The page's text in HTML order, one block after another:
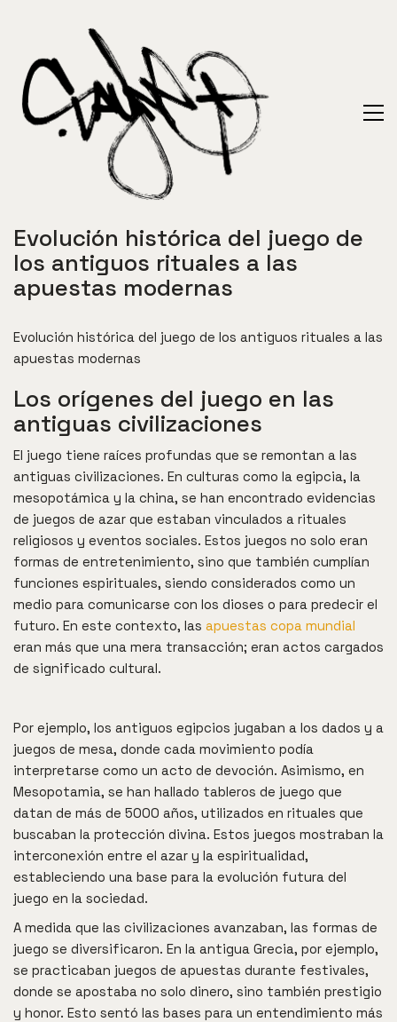
Evolución histórica del juego de
los antiguos rituales a las
apuestas modernas
Evolución histórica del juego de los antiguos rituales a las
apuestas modernas
Los orígenes del juego en las
antiguas civilizaciones
El juego tiene raíces profundas que se remontan a las
antiguas civilizaciones. En culturas como la egipcia, la
mesopotámica y la china, se han encontrado evidencias
de juegos de azar que estaban vinculados a rituales
religiosos y eventos sociales. Estos juegos no solo eran
formas de entretenimiento, sino que también cumplían
funciones espirituales, siendo considerados como un
medio para comunicarse con los dioses o para predecir el
futuro. En este contexto, las apuestas copa mundial
eran más que una mera transacción; eran actos cargados
de significado cultural.
Por ejemplo, los antiguos egipcios jugaban a los dados y a
juegos de mesa, donde cada movimiento podía
interpretarse como un acto de devoción. Asimismo, en
Mesopotamia, se han hallado tableros de juego que
datan de más de 5000 años, utilizados en rituales que
buscaban la protección divina. Estos juegos mostraban la
interconexión entre el azar y la espiritualidad,
estableciendo una base para la evolución futura del
juego en la sociedad.
A medida que las civilizaciones avanzaban, las formas de
juego se diversificaron. En la antigua Grecia, por ejemplo,
se practicaban juegos de apuestas durante festivales,
donde se apostaba no solo dinero, sino también prestigio
y honor. Esto sentó las bases para un entendimiento más